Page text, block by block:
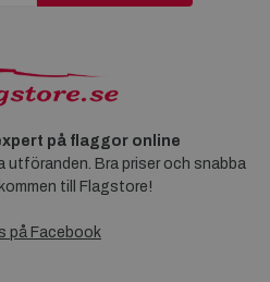
på flaggor online
utföranden. Bra priser och snabba
till Flagstore!
på Facebook